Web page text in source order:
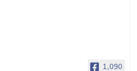
1,090